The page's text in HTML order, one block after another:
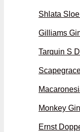
Shlata
Gilliams
Tarquin S
Monkey
Ernst